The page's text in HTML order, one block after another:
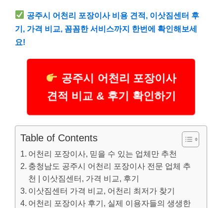
공주시 어천리 포장이사 비용 견적, 이삿짐센터 후
기, 가격 비교, 꼼꼼한 서비스까지 한번에 확인해보세
요!
공주시 어천리 포장이사
견적 비교 & 후기 확인하기
Table of Contents
어천리 포장이사, 믿을 수 있는 업체만 추천
충청남도 공주시 어천리 포장이사 전문 업체 추
천 | 이삿짐센터, 가격 비교, 후기
이삿짐센터 가격 비교, 어천리 최저가 찾기
어천리 포장이사 후기, 실제 이용자들의 생생한